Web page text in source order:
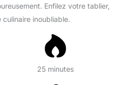
Enfilez votre tablier,
inoubliable.
25 minutes